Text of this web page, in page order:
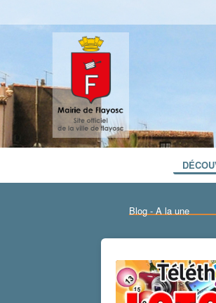
Blog - A la une